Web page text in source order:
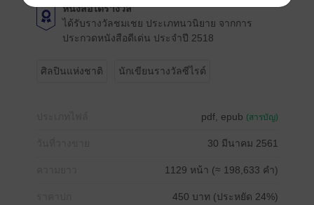
หนังสือได้รางวัล
ได้รับรางวัลชมเชย ประเภทนวนิยาย จากการ
ประกวดหนังสือดีเด่น ประจำปี 2518
ศิลปินแห่งชาติ นักเขียนรางวัลซีไรต์
pdf, epub (สารบัญ)
30 มีนาคม 2561
1129 หน้า (≈ 198,633 คำ)
450 บาท (ประหยัด 24%)